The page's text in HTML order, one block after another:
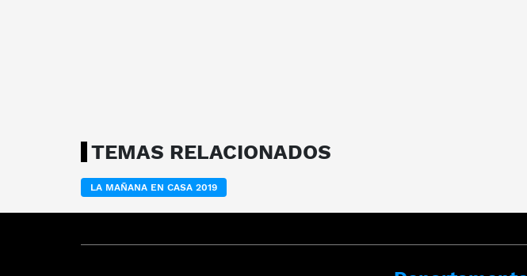
TEMAS RELACIONADOS
LA MAÑANA EN CASA 2019